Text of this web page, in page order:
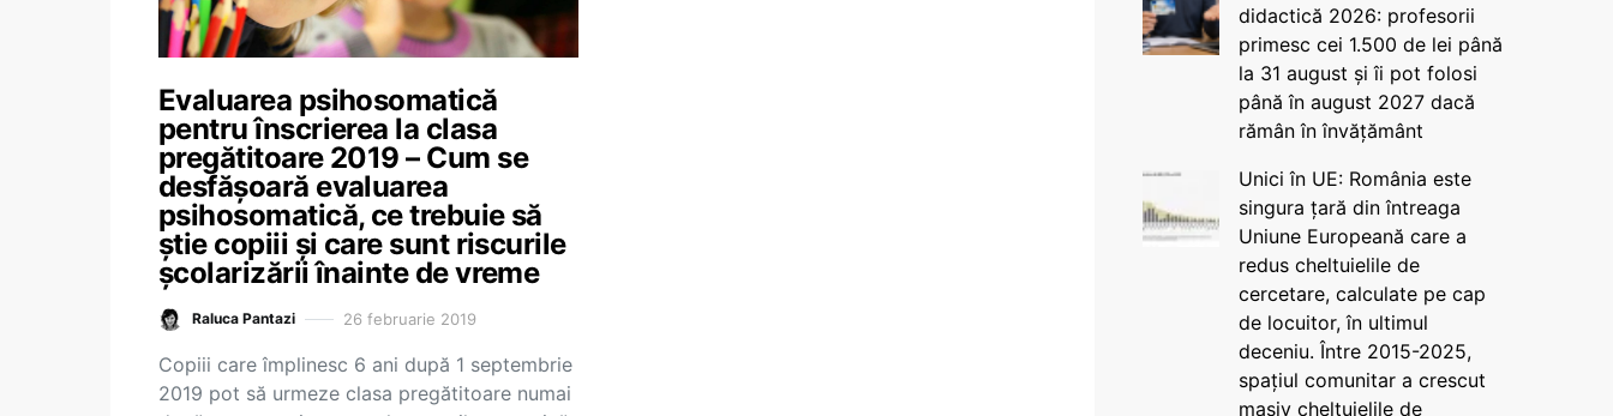
Evaluarea psihosomatică
pentru înscrierea la clasa
pregătitoare 2019 – Cum se
desfășoară evaluarea
psihosomatică, ce trebuie să
știe copiii și care sunt riscurile
școlarizării înainte de vreme
Raluca Pantazi 26 februarie 2019
Copiii care împlinesc 6 ani după 1 septembrie
2019 pot să urmeze clasa pregătitoare numai
didactică 2026: profesorii
primesc cei 1.500 de lei până
la 31 august și îi pot folosi
până în august 2027 dacă
rămân în învățământ
Unici în UE: România este
singura țară din întreaga
Uniune Europeană care a
redus cheltuielile de
cercetare, calculate pe cap
de locuitor, în ultimul
deceniu. Între 2015-2025,
spațiul comunitar a crescut
masiv cheltuielile de